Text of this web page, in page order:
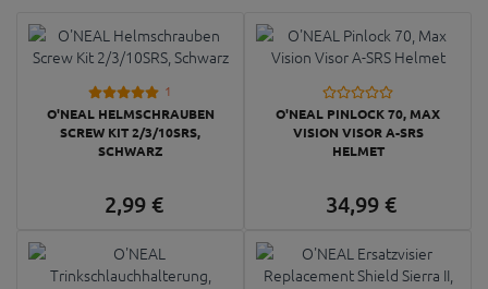
1
O'NEAL HELMSCHRAUBEN
SCREW KIT 2/3/10SRS,
SCHWARZ
2,99 €
O'NEAL PINLOCK 70, MAX
VISION VISOR A-SRS
HELMET
34,99€